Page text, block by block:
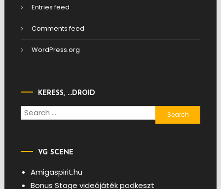
Entries feed
Comments feed
WordPress.org
KERESS, …DROID
Search
for:
VG SCENE
Amigaspirit.hu
Bonus Stage videójáték podkeszt